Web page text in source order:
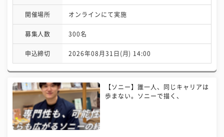
開催場所 オンラインにて実施
募集人数 300名
申込締切 2026年08月31日(月) 14:00
【ソニー】誰一人、同じキャリアは
歩まない。ソニーで描く、